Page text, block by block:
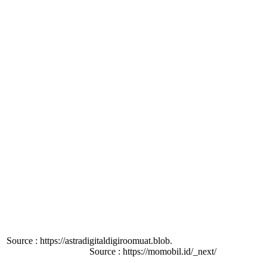
Source : https://astradigitaldigiroomuat.blob.
Source : https://momobil.id/_next/